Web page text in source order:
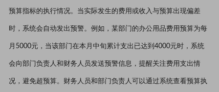
预算指标的执行情况。当实际发生的费用或收入与预算出现偏差
时，系统会自动发出预警。例如，某部门的办公用品费用预算为每
月5000元，当该部门在本月中旬累计支出已达到4000元时，系统
会向部门负责人和财务人员发送预警信息，提醒关注费用支出情
况，避免超预算。财务人员和部门负责人可以通过系统查看预算执